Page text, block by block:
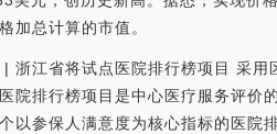
加总计算的市值。
| 浙江省将试点医院排行榜项目 采
院排行榜项目是中心医疗服务评价
以参保人满意度为核心指标的医院